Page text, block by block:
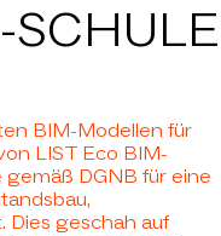
BIM-Modellen für
LIST Eco BIM-
DGNB für eine
Dies geschah auf